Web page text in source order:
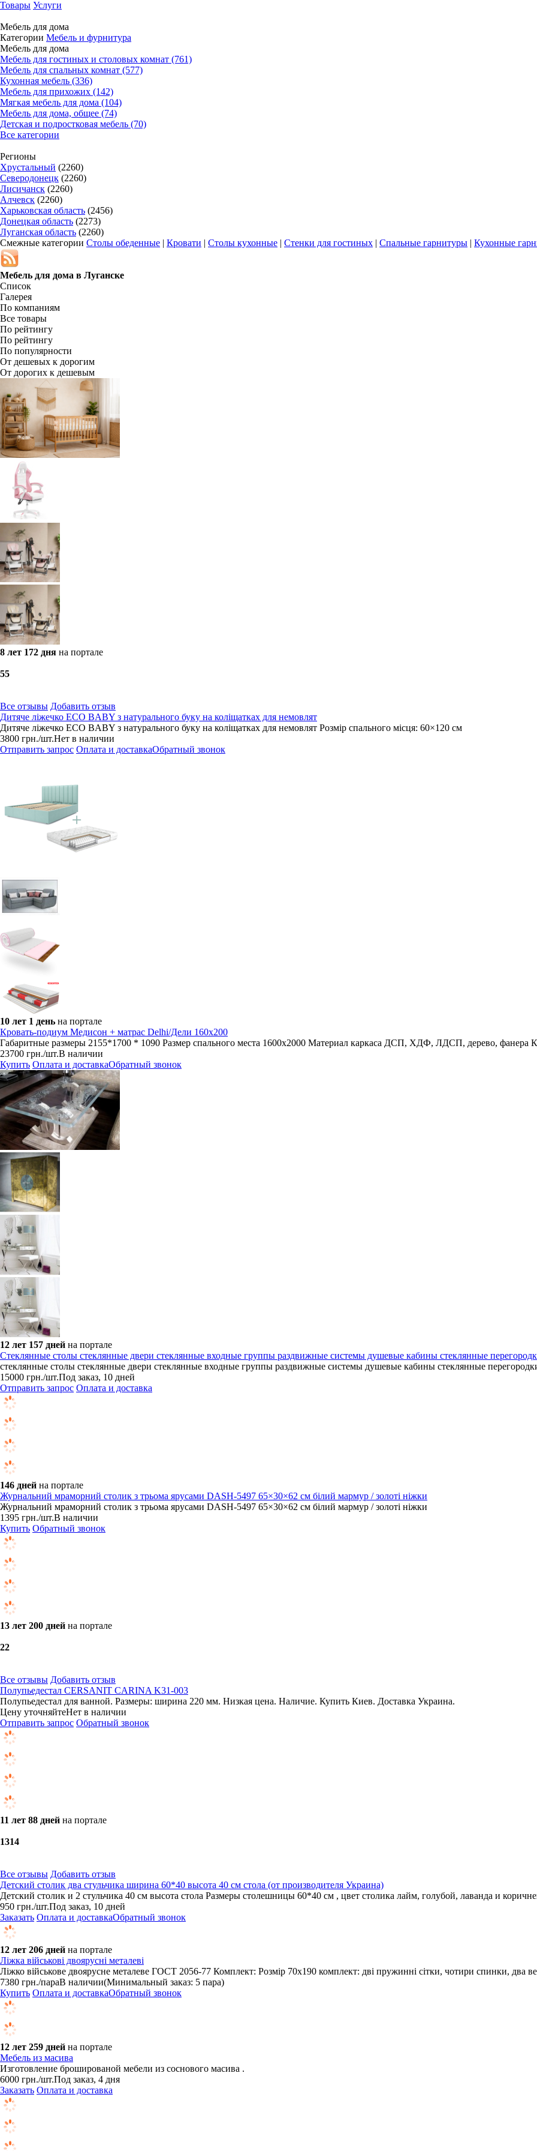
Товары Услуги
Мебель для дома
Категории Мебель и фурнитура
Мебель для дома
Мебель для гостиных и столовых комнат (761)
Мебель для спальных комнат (577)
Кухонная мебель (336)
Мебель для прихожих (142)
Мягкая мебель для дома (104)
Мебель для дома, общее (74)
Детская и подростковая мебель (70)
Все категории
Регионы
Хрустальный (2260)
Северодонецк (2260)
Лисичанск (2260)
Алчевск (2260)
Харьковская область (2456)
Донецкая область (2273)
Луганская область (2260)
Смежные категории Столы обеденные | Кровати | Столы кухонные | Стенки для гостиных | Спальные гарнитуры | Кухонные
Мебель для дома в Луганске
Список
Галерея
По компаниям
Все товары
По рейтингу
По рейтингу
По популярности
От дешевых к дорогим
От дорогих к дешевым
8 лет 172 дня на портале
55
Все отзывы Добавить отзыв
Дитяче ліжечко ECO BABY з натурального буку на коліщатках для немовлят
Дитяче ліжечко ECO BABY з натурального буку на коліщатках для немовлят Розмір спального місця: 60×120 см
3800 грн./шт.Нет в наличии
Отправить запрос Оплата и доставкаОбратный звонок
10 лет 1 день на портале
Кровать-подиум Медисон + матрас Delhi/Дели 160х200
Габаритные размеры 2155*1700 * 1090 Размер спального места 1600х2000 Материал каркаса ДСП, ХДФ, ЛДСП, дерево, фанера
23700 грн./шт.В наличии
Купить Оплата и доставкаОбратный звонок
12 лет 157 дней на портале
Стеклянные столы стеклянные двери стеклянные входные группы раздвижные системы душевые кабины стеклянные
стеклянные столы стеклянные двери стеклянные входные группы раздвижные системы душевые кабины стеклянные перегородки
15000 грн./шт.Под заказ, 10 дней
Отправить запрос Оплата и доставка
146 дней на портале
Журнальний мраморний столик з трьома ярусами DASH-5497 65×30×62 см білий мармур / золоті ніжки
Журнальний мраморний столик з трьома ярусами DASH-5497 65×30×62 см білий мармур / золоті ніжки
1395 грн./шт.В наличии
Купить Обратный звонок
13 лет 200 дней на портале
22
Все отзывы Добавить отзыв
Полупьедестал CERSANIT CARINA K31-003
Полупьедестал для ванной. Размеры: ширина 220 мм. Низкая цена. Наличие. Купить Киев. Доставка Украина.
Цену уточняйтеНет в наличии
Отправить запрос Обратный звонок
11 лет 88 дней на портале
1314
Все отзывы Добавить отзыв
Детский столик два стульчика ширина 60*40 высота 40 см стола (от производителя Украина)
Детский столик и 2 стульчика 40 см высота стола Размеры cтолешницы 60*40 см , цвет столика лайм, голубой, лаванда и
950 грн./шт.Под заказ, 10 дней
Заказать Оплата и доставкаОбратный звонок
12 лет 206 дней на портале
Ліжка військові двоярусні металеві
Ліжко військове двоярусне металеве ГОСТ 2056-77 Комплект: Розмір 70х190 комплект: дві пружинні сітки, чотири спинки, два
7380 грн./параВ наличии(Минимальный заказ: 5 пара)
Купить Оплата и доставкаОбратный звонок
12 лет 259 дней на портале
Мебель из масива
Изготовление брошированой мебели из соснового масива .
6000 грн./шт.Под заказ, 4 дня
Заказать Оплата и доставка